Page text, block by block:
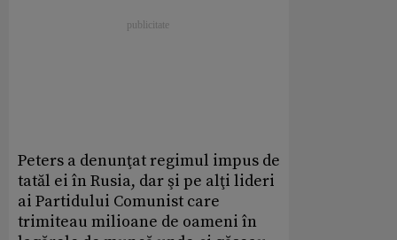
Peters a denunţat regimul impus de
tatăl ei în Rusia, dar şi pe alţi lideri
ai Partidului Comunist care
trimiteau milioane de oameni în